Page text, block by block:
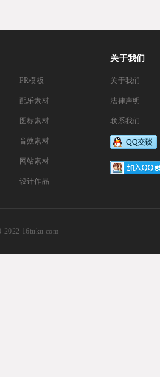
PR模板
配乐素材
图标素材
音效素材
网站素材
设计作品
关于我们
关于我们
法律声明
联系我们
2022 16tuku.com